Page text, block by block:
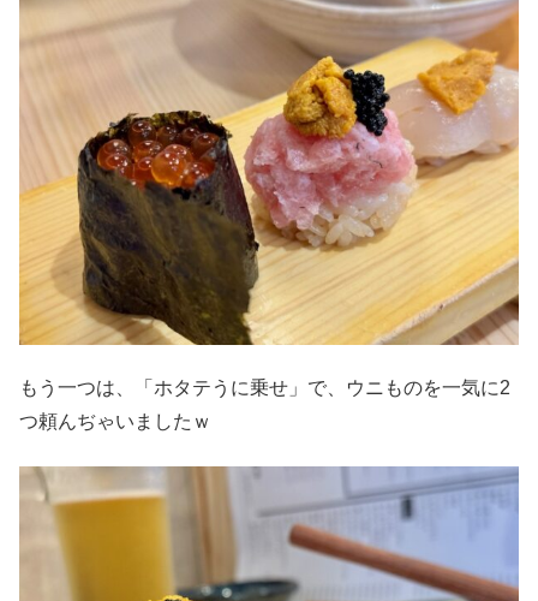
もう一つは、「ホタテうに乗せ」で、ウニものを一気に2
つ頼んぢゃいましたｗ